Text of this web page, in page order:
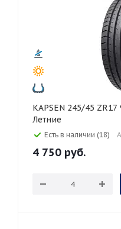
KAPSEN 245/45 ZR17 99W XL K3000, Kapsen
Летние
Есть в наличии (18)
4 750 руб.